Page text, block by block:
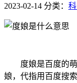
2023-02-14 分类：
度娘是百度的萌
娘，代指用百度搜